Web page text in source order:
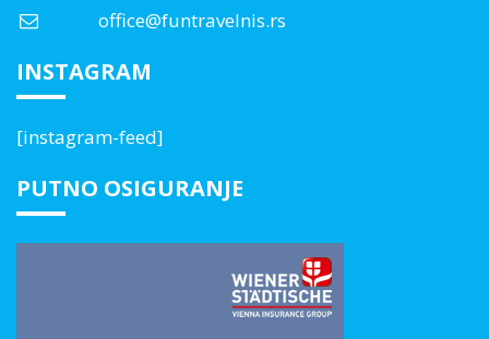
office@funtravelnis.rs
INSTAGRAM
[instagram-feed]
PUTNO OSIGURANJE